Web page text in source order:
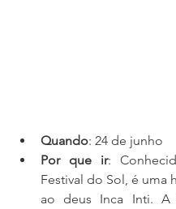
Quando: 24 de junho
Por que ir:
Festival do Sol, é uma
ao deus Inca Inti. A